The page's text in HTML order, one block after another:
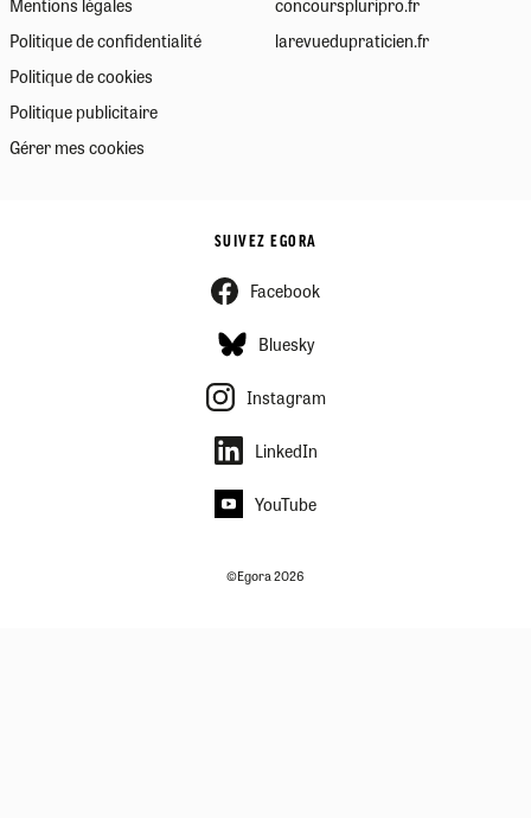
Mentions légales
Politique de confidentialité
Politique de cookies
Politique publicitaire
Gérer mes cookies
concourspluripro.fr
larevuedupraticien.fr
SUIVEZ EGORA
Facebook
Bluesky
Instagram
LinkedIn
YouTube
©Egora 2026